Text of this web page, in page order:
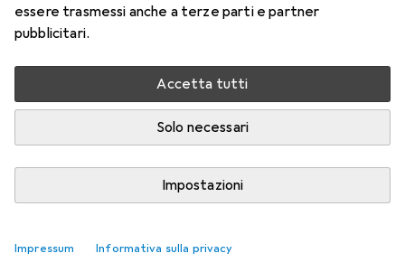
essere trasmessi anche a terze parti e partner
pubblicitari.
Accetta tutti
Solo necessari
Impostazioni
Impressum Informativa sulla privacy
Giocare o non giocare ai videogiochi,
questo è il dilemma